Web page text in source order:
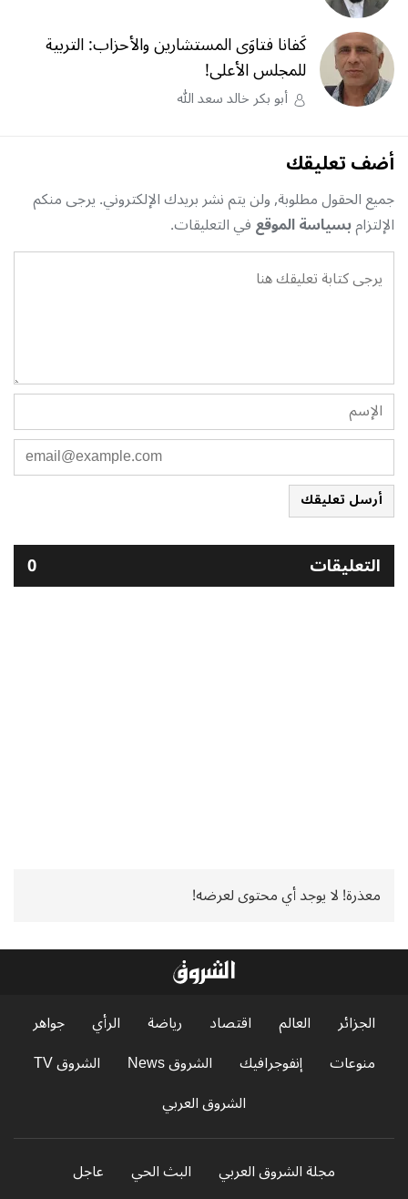
كَفانا فتاوَى المستشارين والأحزاب: التربية
للمجلس الأعلى!
أبو بكر خالد سعد الله
أضف تعليقك
جميع الحقول مطلوبة, ولن يتم نشر بريدك الإلكتروني. يرجى منكم
الإلتزامبسياسة الموقعفي التعليقات.
أرسل تعليقك
التعليقات 0
معذرة! لا يوجد أي محتوى لعرضه!
الجزائر العالم اقتصاد رياضة الرأي
جواهر
منوعات
إنفوجرافيك الشروق News
الشروق TV
الشروق العربي
مجلة الشروق العربي البث الحي
عاجل